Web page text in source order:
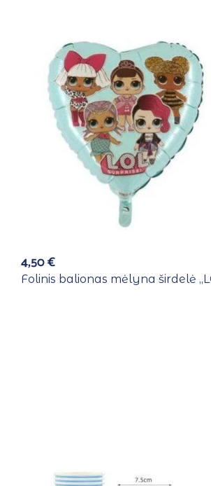
4,50€
Folinis balionas mėlyna širdelė